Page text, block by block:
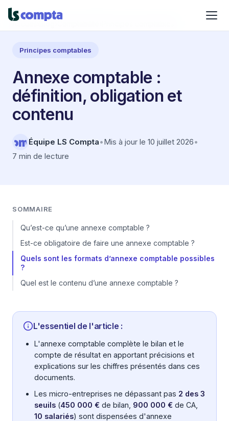
Accueil Blog
Principes comptables
Annexe comptable :
définition, obligation et
contenu
Équipe LS Compta•Mis à jour le 10 juillet 2026•
7 min de lecture
SOMMAIRE
Qu’est-ce qu’une annexe comptable ?
Est-ce obligatoire de faire une annexe comptable ?
Quels sont les formats d’annexe comptable possibles
?
Quel est le contenu d’une annexe comptable ?
L'essentiel de l'article :
L'annexe comptable complète le bilan et le
compte de résultat en apportant précisions et
explications sur les chiffres présentés dans ces
documents.
Les micro-entreprises ne dépassant pas 2 des 3
seuils (450 000 € de bilan, 900 000 € de CA,
10 salariés) sont dispensées d'annexe